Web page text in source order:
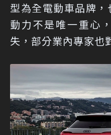
型為全電動車品牌
動力不是唯一重心
失，部分業內專家也